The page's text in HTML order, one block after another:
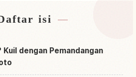
Ruriko-in Temple, Kyoto
Ruriko-in Temple, Kyoto↗
isi
dengan Pemandangan